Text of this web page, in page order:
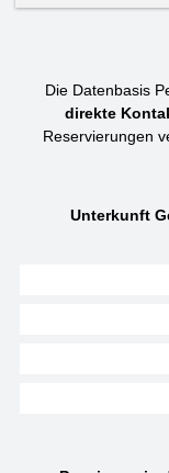
Die Datenbasis
direkte
Reservierungen
Unterkunft